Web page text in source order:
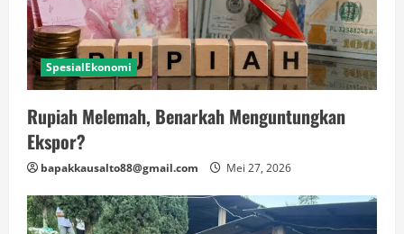
SpesialEkonomi
Rupiah Melemah, Benarkah Menguntungkan
Ekspor?
bapakkausalto88@gmail.com Mei 27, 2026